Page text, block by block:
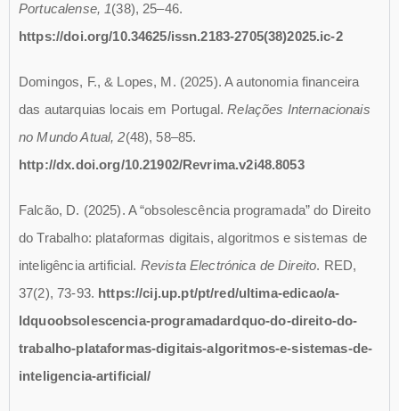
Portucalense, 1(38), 25–46.
https://doi.org/10.34625/issn.2183-2705(38)2025.ic-2
Domingos, F., & Lopes, M. (2025). A autonomia financeira
das autarquias locais em Portugal.Relações Internacionais
no Mundo Atual, 2(48), 58–85.
http://dx.doi.org/10.21902/Revrima.v2i48.8053
Falcão, D. (2025). A “obsolescência programada” do Direito
do Trabalho: plataformas digitais, algoritmos e sistemas de
inteligência artificial. Revista Electrónica de Direito. RED,
37(2), 73-93. https://cij.up.pt/pt/red/ultima-edicao/a-
ldquoobsolescencia-programadardquo-do-direito-do-
trabalho-plataformas-digitais-algoritmos-e-sistemas-de-
inteligencia-artificial/